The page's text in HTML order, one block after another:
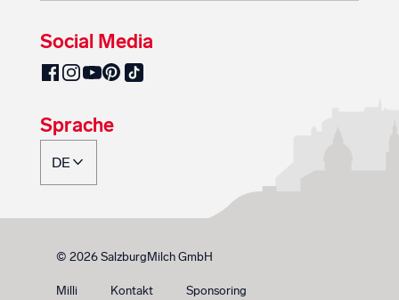
Social Media
SalzburgMilch auf Facebook
SalzburgMilch auf Instagram
SalzburgMilch auf YouTube
SalzburgMilch auf Pinterest
SalzburgMilch auf TikTok
Sprache
© 2026 SalzburgMilch GmbH
Milli Kontakt Sponsoring